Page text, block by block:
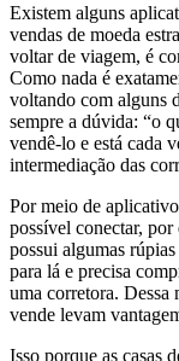
Existem alguns
vendas de moeda
voltar de viagem, é
Como nada é
voltando com alguns
sempre a dúvida: “o
vendê-lo e está cada
intermediação das
Por meio de
possível conectar,
possui algumas
para lá e precisa
uma corretora. Dessa
vende levam
Isso porque as casas